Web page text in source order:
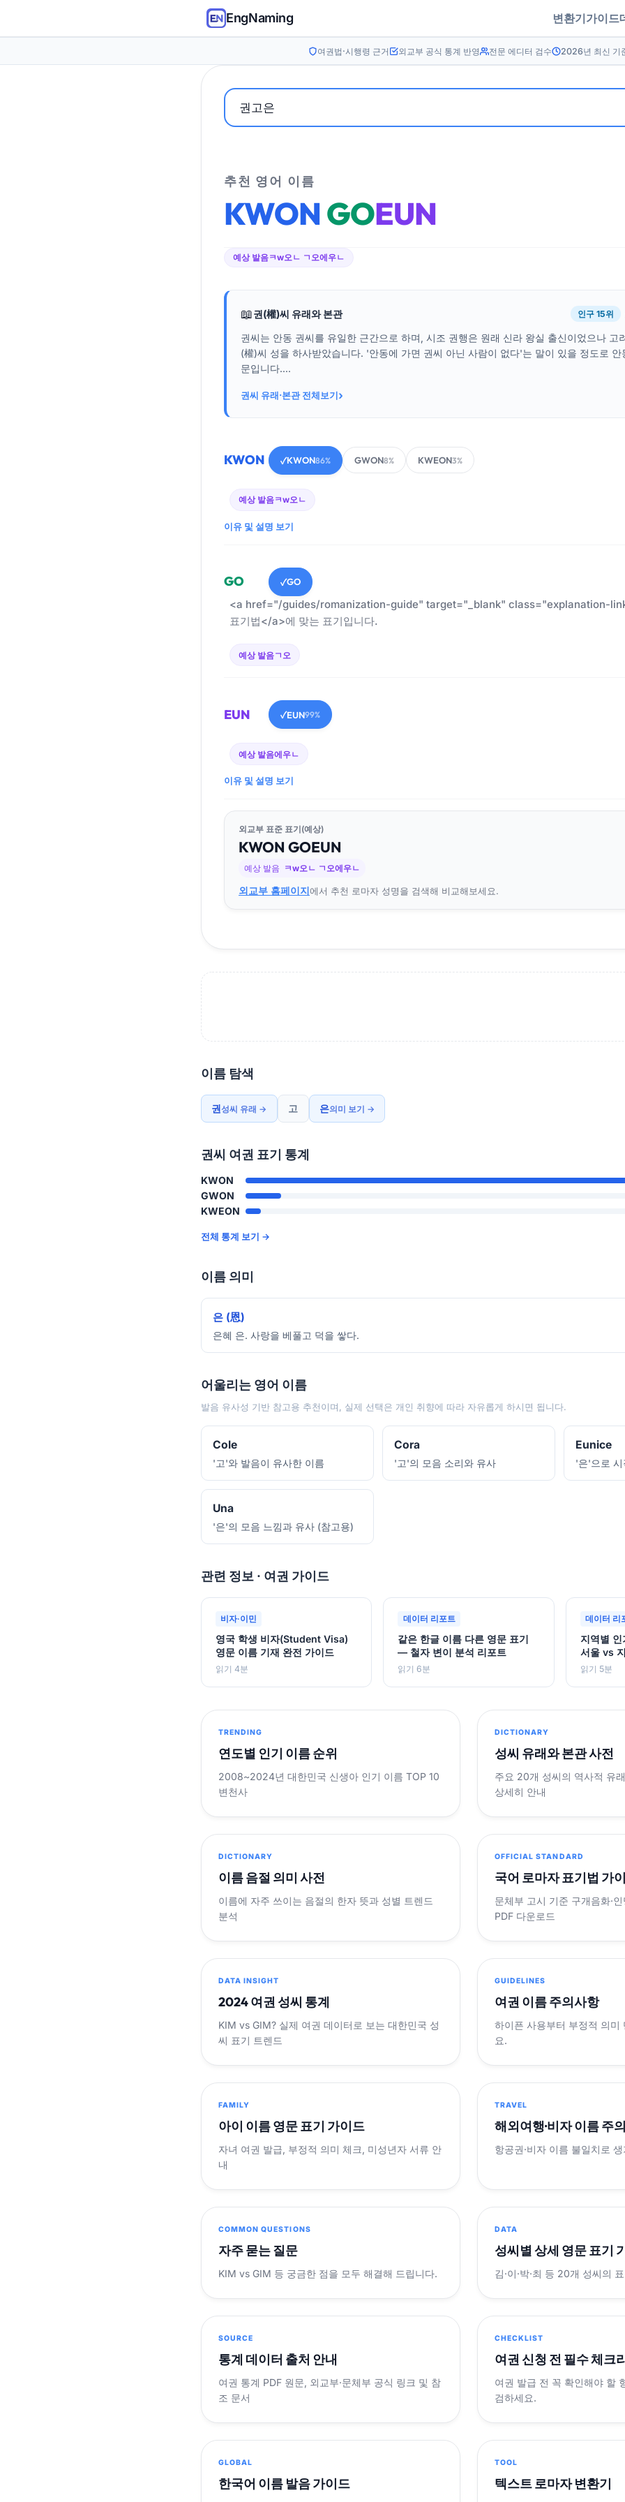
EngNaming 변환기가이드
여권법·시행령 근거 외교부 공식 통계 반영 전문 에디터 검수 2026년 최신 기
추천 영어 이름
KWONGOEUN
예상 발음ㅋw오ㄴ ㄱ오에우ㄴ
📖권(權)씨 유래와 본관 인구 15위
권씨는 안동 권씨를 유일한 근간으로 하며, 시조 권행은 원래 신라 왕실 출신이었으나 고
(權)씨 성을 하사받았습니다. '안동에 가면 권씨 아닌 사람이 없다'는 말이 있을 정도로 안
문입니다....
권씨 유래·본관 전체보기›
KWON ✓KWON86% GWON8% KWEON3%
예상 발음ㅋw오ㄴ
이유 및 설명 보기
GO ✓GO
<a href="/guides/romanization-guide" target="_blank" class="explanation-
표기법</a>에 맞는 표기입니다.
예상 발음ㄱ오
EUN ✓EUN99%
예상 발음에우ㄴ
이유 및 설명 보기
외교부 표준 표기(예상)
KWON GOEUN
예상 발음 ㅋw오ㄴ ㄱ오에우ㄴ
외교부 홈페이지에서 추천 로마자 성명을 검색해 비교해보세요.
이름 탐색
권성씨 유래 → 고 은의미 보기 →
권씨 여권 표기 통계
KWON
GWON
KWEON
전체 통계 보기 →
이름 의미
은 (恩)
은혜 은. 사랑을 베풀고 덕을 쌓다.
어울리는 영어 이름
발음 유사성 기반 참고용 추천이며, 실제 선택은 개인 취향에 따라 자유롭게 하시면 됩니다.
Cole
'고'와 발음이 유사한 이름
Cora
'고'의 모음 소리와 유사
Eunice
'은'으로 시
Una
'은'의 모음 느낌과 유사 (참고용)
관련 정보 · 여권 가이드
비자·이민
영국 학생 비자(Student Visa)
영문 이름 기재 완전 가이드
읽기 4분
데이터 리포트
같은 한글 이름 다른 영문 표기
— 철자 변이 분석 리포트
읽기 6분
데이터 리
지역별
서울 vs
읽기 5분
TRENDING
연도별 인기 이름 순위
2008~2024년 대한민국 신생아 인기 이름 TOP 10
변천사
DICTIONARY
성씨 유래와 본관 사전
주요 20개 성씨의 역사적 유
상세히 안내
DICTIONARY
이름 음절 의미 사전
이름에 자주 쓰이는 음절의 한자 뜻과 성별 트렌드
분석
OFFICIAL STANDARD
국어 로마자 표기법 가
문체부 고시 기준 구개음화·
PDF 다운로드
DATA INSIGHT
2024 여권 성씨 통계
KIM vs GIM? 실제 여권 데이터로 보는 대한민국 성
씨 표기 트렌드
GUIDELINES
여권 이름 주의사항
하이픈 사용부터 부정적 의미
요.
FAMILY
아이 이름 영문 표기 가이드
자녀 여권 발급, 부정적 의미 체크, 미성년자 서류 안
내
TRAVEL
해외여행·비자 이름 주
항공권·비자 이름 불일치로
COMMON QUESTIONS
자주 묻는 질문
KIM vs GIM 등 궁금한 점을 모두 해결해 드립니다.
DATA
성씨별 상세 영문 표기
김·이·박·최 등 20개 성씨의
SOURCE
통계 데이터 출처 안내
여권 통계 PDF 원문, 외교부·문체부 공식 링크 및 참
조 문서
CHECKLIST
여권 신청 전 필수 체크
여권 발급 전 꼭 확인해야 할
검하세요.
GLOBAL
한국어 이름 발음 가이드
TOOL
텍스트 로마자 변환기